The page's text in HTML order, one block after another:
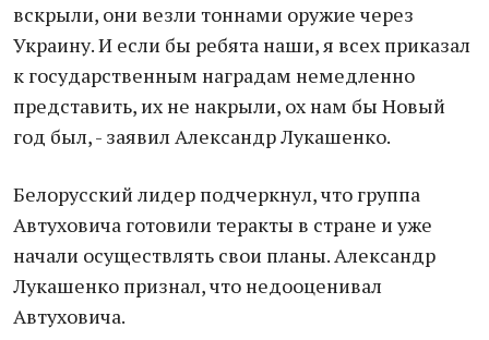
вскрыли, они везли тоннами оружие через
Украину. И если бы ребята наши, я всех приказал
к государственным наградам немедленно
представить, их не накрыли, ох нам бы Новый
год был, - заявил Александр Лукашенко.
Белорусский лидер подчеркнул, что группа
Автуховича готовили теракты в стране и уже
начали осуществлять свои планы. Александр
Лукашенко признал, что недооценивал
Автуховича.